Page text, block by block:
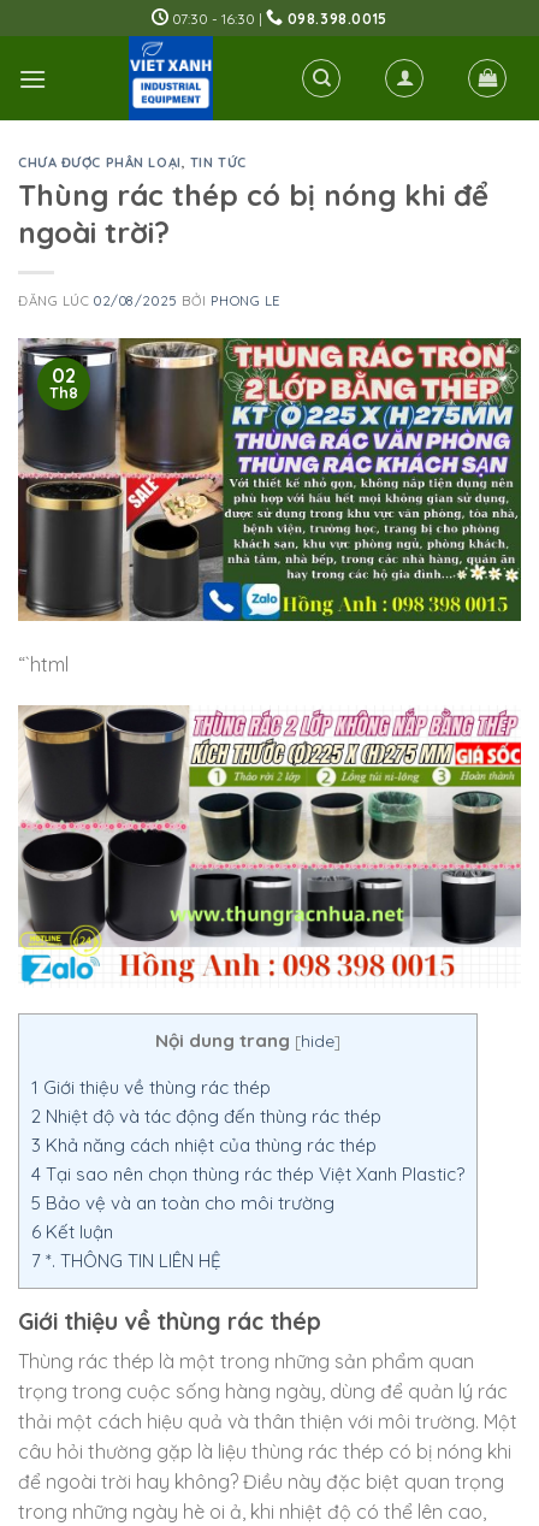
to
content
07:30 - 16:30 | 098.398.0015
CHƯA ĐƯỢC PHÂN LOẠI, TIN TỨC
Thùng rác thép có bị nóng khi để
ngoài trời?
ĐĂNG LÚC02/08/2025 BỞI PHONG LE
02
Th8
“`html
Nội dung trang [hide]
1 Giới thiệu về thùng rác thép
2 Nhiệt độ và tác động đến thùng rác thép
3 Khả năng cách nhiệt của thùng rác thép
4 Tại sao nên chọn thùng rác thép Việt Xanh Plastic?
5 Bảo vệ và an toàn cho môi trường
6 Kết luận
7 *. THÔNG TIN LIÊN HỆ
Giới thiệu về thùng rác thép
Thùng rác thép là một trong những sản phẩm quan
trọng trong cuộc sống hàng ngày, dùng để quản lý rác
thải một cách hiệu quả và thân thiện với môi trường. Một
câu hỏi thường gặp là liệu thùng rác thép có bị nóng khi
để ngoài trời hay không? Điều này đặc biệt quan trọng
trong những ngày hè oi ả, khi nhiệt độ có thể lên cao,